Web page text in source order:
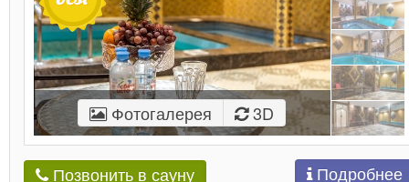
Фотогалерея 3D
Позвонить в сауну Подробнее